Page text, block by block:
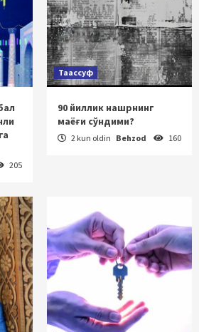
205
Таассуф
90 йиллик нашрнинг
маёғи сўндими?
2 kun oldin Behzod 160